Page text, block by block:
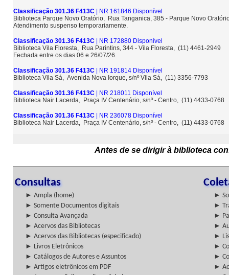
Classificação 301.36 F413C | NR 161846 Disponível
Biblioteca Parque Novo Oratório, Rua Tanganica, 385 - Parque Novo
Atendimento suspenso temporariamente.
Classificação 301.36 F413C | NR 172880 Disponível
Biblioteca Vila Floresta, Rua Parintins, 344 - Vila Floresta, (11) 4461-2949
Fechada entre os dias 06 e 26/07/26.
Classificação 301.36 F413C | NR 191814 Disponível
Biblioteca Vila Sá, Avenida Nova Iorque, s/nº Vila Sá, (11) 3356-7793
Classificação 301.36 F413C | NR 218011 Disponível
Biblioteca Nair Lacerda, Praça IV Centenário, s/nº - Centro, (11) 4433-0768
Classificação 301.36 F413C | NR 236078 Disponível
Biblioteca Nair Lacerda, Praça IV Centenário, s/nº - Centro, (11) 4433-0768
Antes de se dirigir à biblioteca
Consultas
► Ampla (home)
►
► Somente Documentos digitais
►
► Consulta Avançada
►
► Acervos das Bibliotecas
►
► Acervos das Bibliotecas (especificado)
►
► Livros Eletrônicos
►
► Catálogos de Autores e Assuntos
►
► Artigos eletrônicos em PDF
►